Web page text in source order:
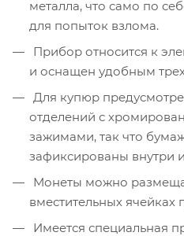
металла, что само по
для попыток взлома.
Прибор относится к
и оснащен удобным
Для купюр
отделений с
зажимами, так что
зафиксированы внутри
Монеты можно
вместительных
Имеется специальная